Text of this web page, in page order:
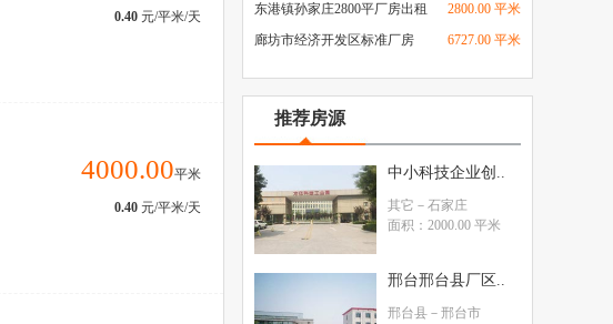
0.40 元/平米/天
4000.00平米
0.40 元/平米/天
东港镇孙家庄2800平厂房出租
2800.00 平米
廊坊市经济开发区标准厂房
6727.00 平米
推荐房源
中小科技企业创..
其它 －石家庄
面积：2000.00 平米
邢台邢台县厂区..
邢台县 －邢台市